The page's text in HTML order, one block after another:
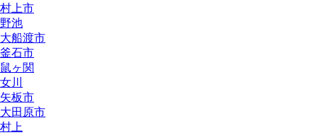
村上市
野池
大船渡市
釜石市
鼠ヶ関
女川
矢板市
大田原市
村上